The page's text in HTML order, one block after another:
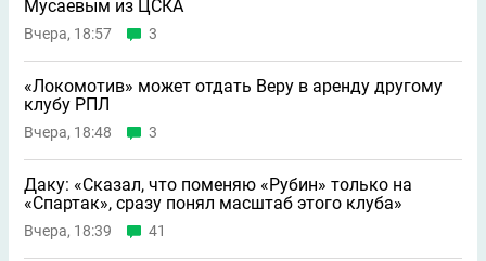
Мусаевым из ЦСКА
Вчера, 18:57 3
«Локомотив» может отдать Веру в аренду другому
клубу РПЛ
Вчера, 18:48 3
Даку: «Сказал, что поменяю «Рубин» только на
«Спартак», сразу понял масштаб этого клуба»
Вчера, 18:39 41